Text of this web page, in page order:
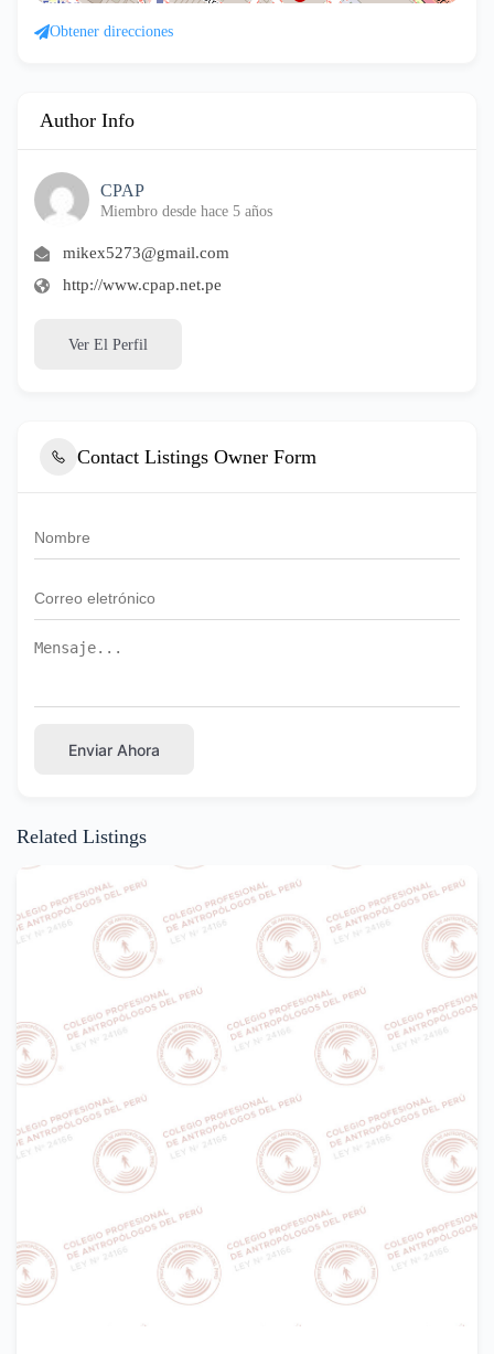
Obtener direcciones
Author Info
CPAP
Miembro desde hace 5 años
mikex5273@gmail.com
http://www.cpap.net.pe
Ver El Perfil
Contact Listings Owner Form
Enviar Ahora
Related Listings